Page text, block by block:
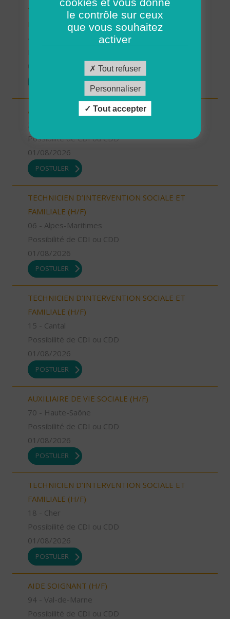
TECHNICIEN D’INTERVENTION SOCIALE ET
FAMILIALE (H/F)
AIDE SOIGNANT (H/F)
Possibilité de CDI ou CDD
01/08/2026
POSTULER
TECHNICIEN D’INTERVENTION SOCIALE ET
FAMILIALE (H/F)
06 - Alpes-Maritimes
Possibilité de CDI ou CDD
01/08/2026
POSTULER
TECHNICIEN D’INTERVENTION SOCIALE ET
FAMILIALE (H/F)
15 - Cantal
Possibilité de CDI ou CDD
01/08/2026
POSTULER
AUXILIAIRE DE VIE SOCIALE (H/F)
70 - Haute-Saône
Possibilité de CDI ou CDD
01/08/2026
POSTULER
TECHNICIEN D’INTERVENTION SOCIALE ET
FAMILIALE (H/F)
18 - Cher
Possibilité de CDI ou CDD
01/08/2026
POSTULER
AIDE SOIGNANT (H/F)
94 - Val-de-Marne
Possibilité de CDI ou CDD
le contrôle sur ceux
que vous souhaitez
activer
Tout refuser
Personnaliser
Tout accepter